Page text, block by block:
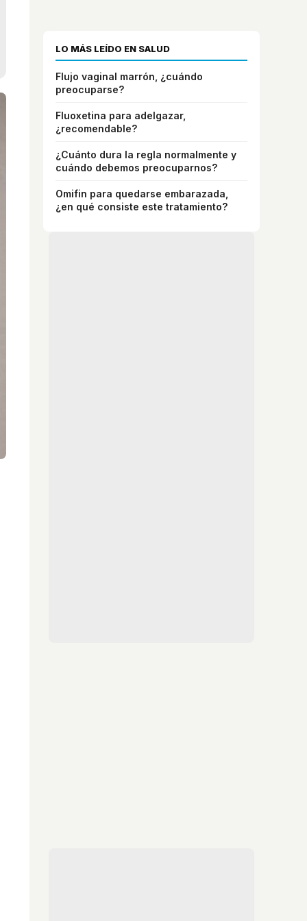
LO MÁS LEÍDO EN SALUD
Flujo vaginal marrón, ¿cuándo
preocuparse?
Fluoxetina para adelgazar,
¿recomendable?
¿Cuánto dura la regla normalmente y
cuándo debemos preocuparnos?
Omifin para quedarse embarazada,
¿en qué consiste este tratamiento?